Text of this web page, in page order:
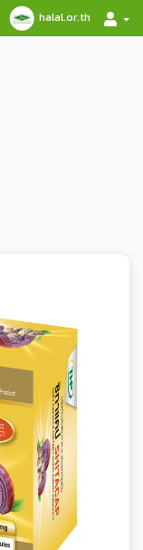
halal.or.th